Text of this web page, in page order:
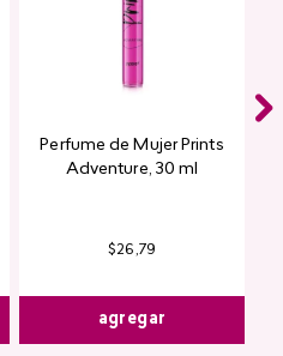
Perfume de Mujer Prints
Adventure, 30 ml
$26,79
agregar